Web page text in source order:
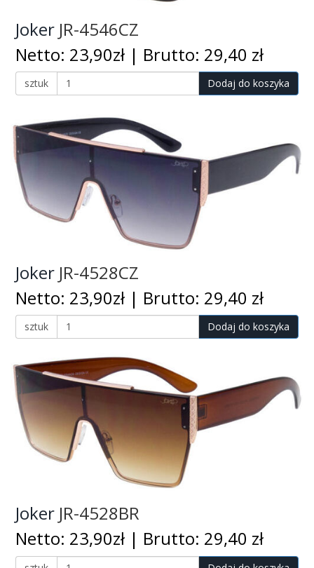
Joker JR-4546CZ
Netto: 23,90zł | Brutto: 29,40 zł
sztuk Dodaj do koszyka
Joker JR-4528CZ
Netto: 23,90zł | Brutto: 29,40 zł
sztuk Dodaj do koszyka
Joker JR-4528BR
Netto: 23,90zł | Brutto: 29,40 zł